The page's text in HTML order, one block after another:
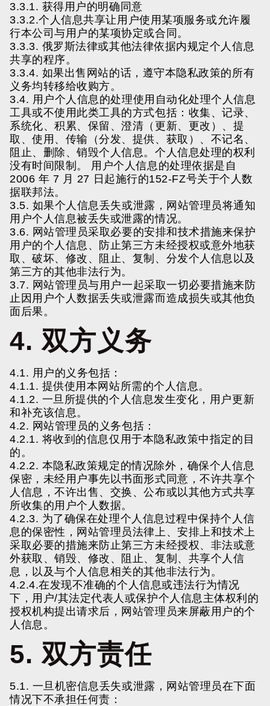
3.3.1. 获得用户的明确同意
3.3.2.个人信息共享让用户使用某项服务或允许履
行本公司与用户的某项协定或合同。
3.3.3. 俄罗斯法律或其他法律依据内规定个人信息
共享的程序。
3.3.4. 如果出售网站的话，遵守本隐私政策的所有
义务均转移给收购方。
3.4. 用户个人信息的处理使用自动化处理个人信息
工具或不使用此类工具的方式包括：收集、记录、
系统化、积累、保留、澄清（更新、更改）、提
取、使用、传输（分发、提供、获取）、不记名、
阻止、删除、销毁个人信息。个人信息处理的权利
没有时间限制。 用户个人信息的处理依据是自
2006 年 7 月 27 日起施行的152-FZ号关于个人数
据联邦法。
3.5. 如果个人信息丢失或泄露，网站管理员将通知
用户个人信息被丢失或泄露的情况。
3.6. 网站管理员采取必要的安排和技术措施来保护
用户的个人信息、防止第三方未经授权或意外地获
取、破坏、修改、阻止、复制、分发个人信息以及
第三方的其他非法行为。
3.7. 网站管理员与用户一起采取一切必要措施来防
止因用户个人数据丢失或泄露而造成损失或其他负
面后果。
4. 双方义务
4.1. 用户的义务包括：
4.1.1. 提供使用本网站所需的个人信息。
4.1.2. 一旦所提供的个人信息发生变化，用户更新
和补充该信息。
4.2. 网站管理员的义务包括：
4.2.1. 将收到的信息仅用于本隐私政策中指定的目
的。
4.2.2. 本隐私政策规定的情况除外，确保个人信息
保密，未经用户事先以书面形式同意，不许共享个
人信息，不许出售、交换、公布或以其他方式共享
所收集的用户个人数据。
4.2.3. 为了确保在处理个人信息过程中保持个人信
息的保密性，网站管理员法律上、安排上和技术上
采取必要的措施来防止第三方未经授权、非法或意
外获取、销毁、修改、阻止、复制、共享个人信
息，以及与个人信息相关的其他非法行为。
4.2.4.在发现不准确的个人信息或违法行为情况
下，用户/其法定代表人或保护个人信息主体权利的
授权机构提出请求后，网站管理员来屏蔽用户的个
人信息。
5. 双方责任
5.1. 一旦机密信息丢失或泄露，网站管理员在下面
情况下不承担任何责：